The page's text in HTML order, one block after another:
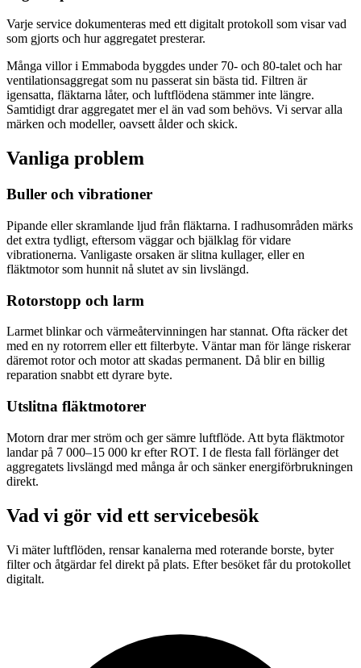
Varje service dokumenteras med ett digitalt protokoll som visar vad
som gjorts och hur aggregatet presterar.
Många villor i Emmaboda byggdes under 70- och 80-talet och har
ventilationsaggregat som nu passerat sin bästa tid. Filtren är
igensatta, fläktarna låter, och luftflödena stämmer inte längre.
Samtidigt drar aggregatet mer el än vad som behövs. Vi servar alla
märken och modeller, oavsett ålder och skick.
Vanliga problem
Buller och vibrationer
Pipande eller skramlande ljud från fläktarna. I radhusområden märks
det extra tydligt, eftersom väggar och bjälklag för vidare
vibrationerna. Vanligaste orsaken är slitna kullager, eller en
fläktmotor som hunnit nå slutet av sin livslängd.
Rotorstopp och larm
Larmet blinkar och värmeåtervinningen har stannat. Ofta räcker det
med en ny rotorrem eller ett filterbyte. Väntar man för länge riskerar
däremot rotor och motor att skadas permanent. Då blir en billig
reparation snabbt ett dyrare byte.
Utslitna fläktmotorer
Motorn drar mer ström och ger sämre luftflöde. Att byta fläktmotor
landar på 7 000–15 000 kr efter ROT. I de flesta fall förlänger det
aggregatets livslängd med många år och sänker energiförbrukningen
direkt.
Vad vi gör vid ett servicebesök
Vi mäter luftflöden, rensar kanalerna med roterande borste, byter
filter och åtgärdar fel direkt på plats. Efter besöket får du protokollet
digitalt.